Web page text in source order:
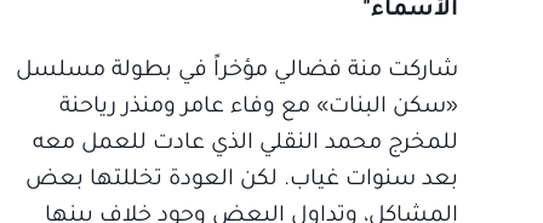
الأسماء"
شاركت منة فضالي مؤخراً في بطولة مسلسل
«سكن البنات» مع وفاء عامر ومنذر رياحنة
للمخرج محمد النقلي الذي عادت للعمل معه
بعد سنوات غياب. لكن العودة تخللتها بعض
المشاكل، وتداول البعض وجود خلاف بينها